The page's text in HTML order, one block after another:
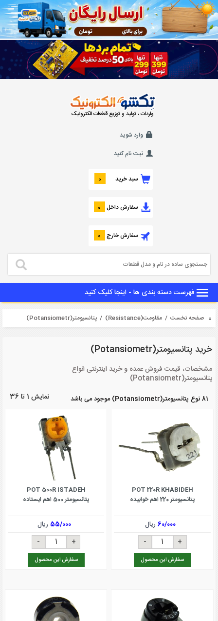
واردات ، تولید و توزیع قطعات الکترونیک
وارد شوید
ثبت نام کنید
سبد خرید 0
سفارش داخل 0
سفارش خارج 0
فهرست دسته بندی ها - اینجا کلیک کنید
صفحه نخست / مقاومت(Resistance) / پتانسیومتر(Potansiometr)
خرید پتانسیومتر(Potansiometr)
مشخصات، قیمت فروش عمده و خرید اینترنتی انواع
پتانسیومتر(Potansiometr)
81 نوع پتانسیومتر(Potansiometr) موجود می باشد نمایش 1 تا 36
POT 220R KHABIDEH
پتانسیومتر 220 اهم خوابیده
60/000ریال
سفارش این محصول
POT 500R ISTADEH
پتانسیومتر 500 اهم ایستاده
55/000 ریال
سفارش این محصول